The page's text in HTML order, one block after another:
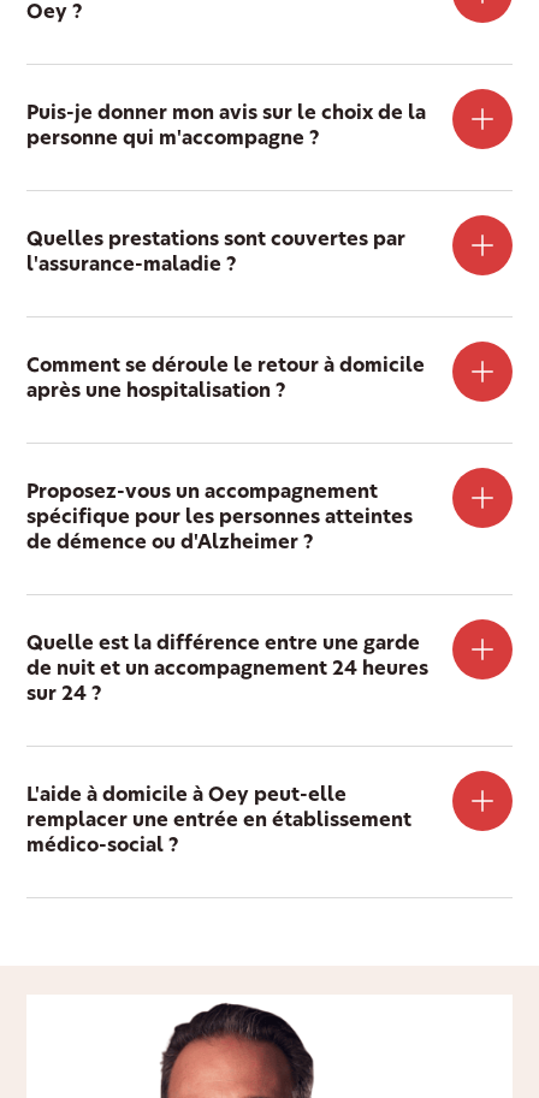
Oey ?
Puis-je donner mon avis sur le choix de la
personne qui m'accompagne ?
Quelles prestations sont couvertes par
l'assurance-maladie ?
Comment se déroule le retour à domicile
après une hospitalisation ?
Proposez-vous un accompagnement
spécifique pour les personnes atteintes
de démence ou d'Alzheimer ?
Quelle est la différence entre une garde
de nuit et un accompagnement 24 heures
sur 24 ?
L'aide à domicile à Oey peut-elle
remplacer une entrée en établissement
médico-social ?